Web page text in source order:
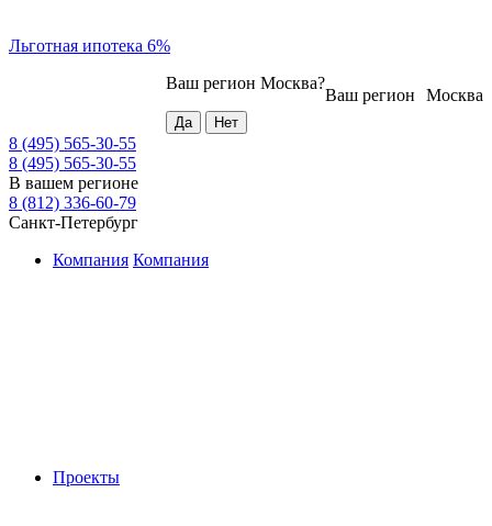
Льготная ипотека 6%
Москва
Ваш регион
Ваш регион Москва?
8 (495) 565-30-55
8 (495) 565-30-55
В вашем регионе
8 (812) 336-60-79
Санкт-Петербург
Компания Компания
Проекты